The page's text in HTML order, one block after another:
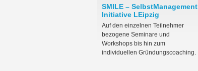
SMILE – SelbstManagement
Initiative LEipzig
Auf den einzelnen Teilnehmer
bezogene Seminare und
Workshops bis hin zum
individuellen Gründungscoaching.